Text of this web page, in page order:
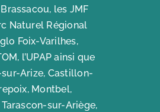
les JMF
Naturel Régional
Foix-Varilhes,
l’UPAP ainsi que
Arize, Castillon-
Montbel,
sur-Ariège,